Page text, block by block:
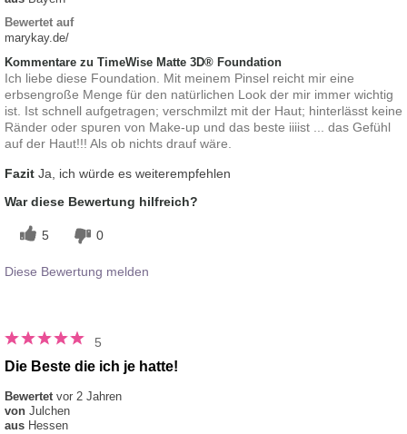
Bewertet auf
marykay.de/
Kommentare zu TimeWise Matte 3D® Foundation
Ich liebe diese Foundation. Mit meinem Pinsel reicht mir eine
erbsengroße Menge für den natürlichen Look der mir immer wichtig
ist. Ist schnell aufgetragen; verschmilzt mit der Haut; hinterlässt keine
Ränder oder spuren von Make-up und das beste iiiist ... das Gefühl
auf der Haut!!! Als ob nichts drauf wäre.
Fazit Ja, ich würde es weiterempfehlen
War diese Bewertung hilfreich?
5 0
Diese Bewertung melden
5
Die Beste die ich je hatte!
Bewertet vor 2 Jahren
von Julchen
aus Hessen